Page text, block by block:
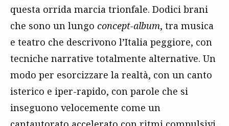
questa orrida marcia trionfale. Dodici brani
che sono un lungo concept-album, tra musica
e teatro che descrivono l’Italia peggiore, con
tecniche narrative totalmente alternative. Un
modo per esorcizzare la realtà, con un canto
isterico e iper-rapido, con parole che si
inseguono velocemente come un